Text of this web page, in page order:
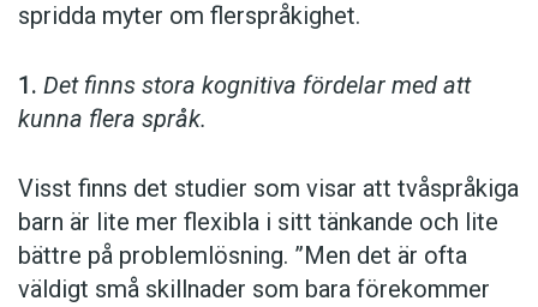
spridda myter om flerspråkighet.
1. Det finns stora kognitiva fördelar med att
kunna flera språk.
Visst finns det studier som visar att tvåspråkiga
barn är lite mer flexibla i sitt tänkande och lite
bättre på problemlösning. ”Men det är ofta
väldigt små skillnader som bara förekommer